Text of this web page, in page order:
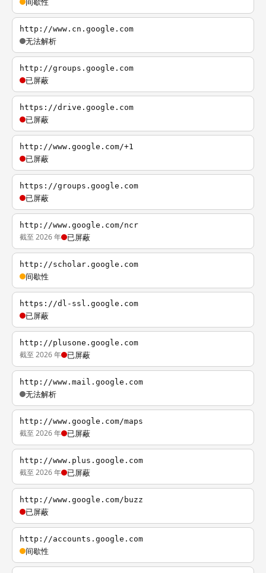
http://www.cn.google.com
无法解析
http://groups.google.com
已屏蔽
https://drive.google.com
已屏蔽
http://www.google.com/+1
已屏蔽
https://groups.google.com
已屏蔽
http://www.google.com/ncr
截至 2026 年 已屏蔽
http://scholar.google.com
间歇性
https://dl-ssl.google.com
已屏蔽
http://plusone.google.com
截至 2026 年 已屏蔽
http://www.mail.google.com
无法解析
http://www.google.com/maps
截至 2026 年 已屏蔽
http://www.plus.google.com
截至 2026 年 已屏蔽
http://www.google.com/buzz
已屏蔽
http://accounts.google.com
间歇性